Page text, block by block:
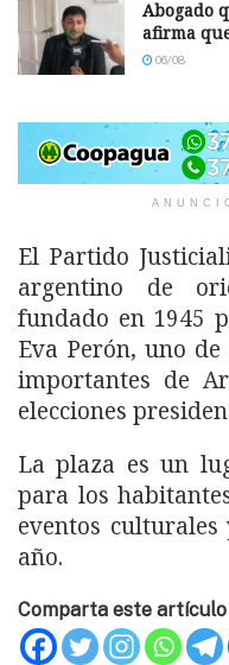
Abogado
afirma
06/08
El Partido
argentino de
fundado en 1945
Eva Perón, uno
importantes de
elecciones
La plaza es un
para los
eventos
año.
Comparta este artículo